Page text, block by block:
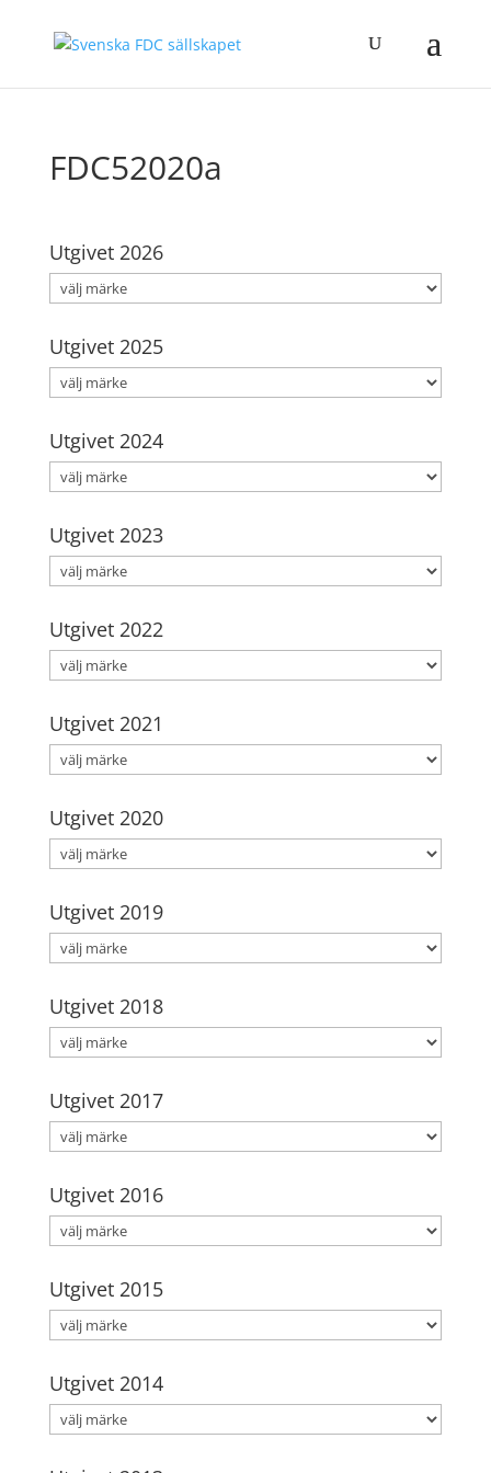
FDC52020a
Utgivet 2026
Utgivet 2025
Utgivet 2024
Utgivet 2023
Utgivet 2022
Utgivet 2021
Utgivet 2020
Utgivet 2019
Utgivet 2018
Utgivet 2017
Utgivet 2016
Utgivet 2015
Utgivet 2014